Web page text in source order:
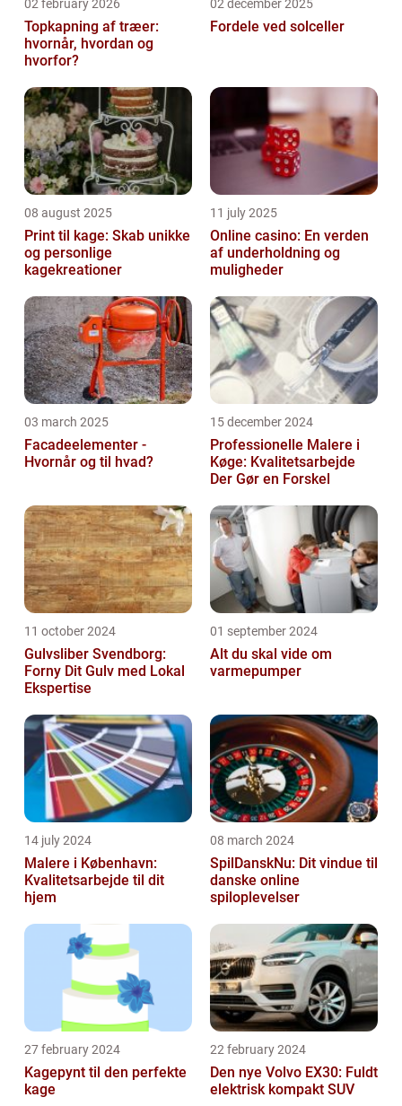
02 february 2026
Topkapning af træer:
hvornår, hvordan og
hvorfor?
02 december 2025
Fordele ved solceller
08 august 2025
Print til kage: Skab unikke
og personlige
kagekreationer
11 july 2025
Online casino: En verden
af underholdning og
muligheder
03 march 2025
Facadeelementer -
Hvornår og til hvad?
15 december 2024
Professionelle Malere i
Køge: Kvalitetsarbejde
Der Gør en Forskel
11 october 2024
Gulvsliber Svendborg:
Forny Dit Gulv med Lokal
Ekspertise
01 september 2024
Alt du skal vide om
varmepumper
14 july 2024
Malere i København:
Kvalitetsarbejde til dit
hjem
08 march 2024
SpilDanskNu: Dit vindue til
danske online
spiloplevelser
27 february 2024
Kagepynt til den perfekte
kage
22 february 2024
Den nye Volvo EX30: Fuldt
elektrisk kompakt SUV